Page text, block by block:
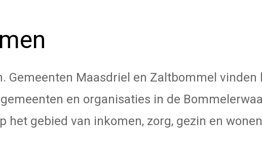
Gemeenten Maasdriel en Zaltbommel vinden
en organisaties in de
gebied van inkomen, zorg, gezin en